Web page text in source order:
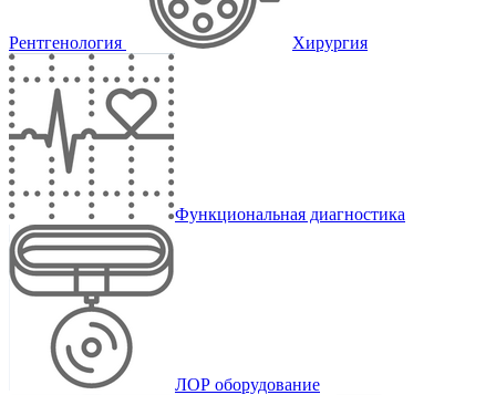
Рентгенология Хирургия
Функциональная диагностика
ЛОР оборудование